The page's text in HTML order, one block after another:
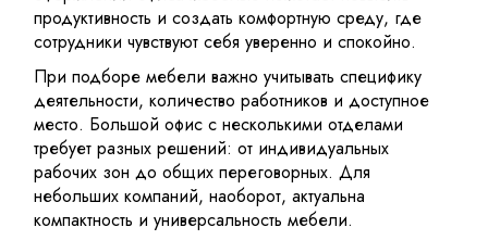
продуктивность и создать комфортную среду, где
сотрудники чувствуют себя уверенно и спокойно.
При подборе мебели важно учитывать специфику
деятельности, количество работников и доступное
место. Большой офис с несколькими отделами
требует разных решений: от индивидуальных
рабочих зон до общих переговорных. Для
небольших компаний, наоборот, актуальна
компактность и универсальность мебели.